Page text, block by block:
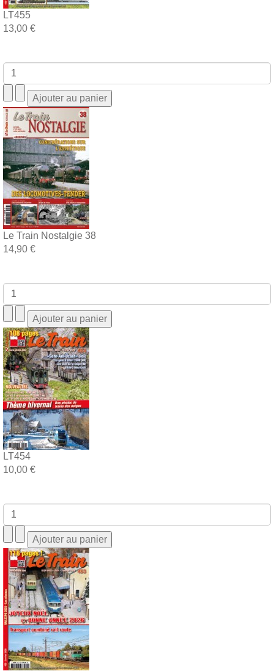
LT455
13,00 €
Le Train Nostalgie 38
14,90 €
LT454
10,00 €